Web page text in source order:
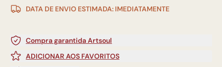
DATA DE ENVIO ESTIMADA: IMEDIATAMENTE
Compra garantida Artsoul
ADICIONAR AOS FAVORITOS